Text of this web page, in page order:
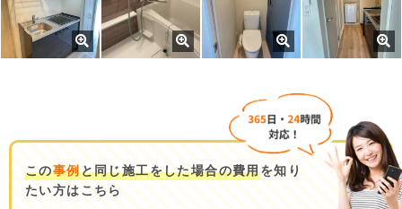
この事例と同じ施工をした場合の費用を知り
たい方はこちら